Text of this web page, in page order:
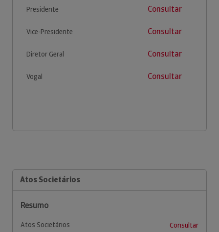
Presidente Consultar
Vice-Presidente Consultar
Diretor Geral Consultar
Vogal Consultar
Atos Societários
Resumo
Atos Societários
Consultar